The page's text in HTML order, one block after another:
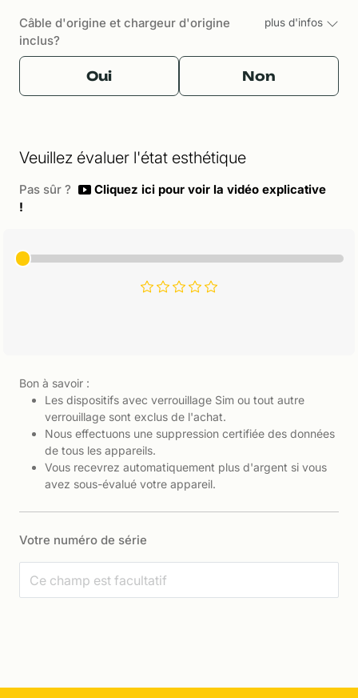
Câble d'origine et chargeur d'origine
inclus?
plus d'infos
Oui Non
Veuillez évaluer l'état esthétique
Pas sûr ?
Cliquez ici pour voir la vidéo explicative
!
Bon à savoir :
Les dispositifs avec verrouillage Sim ou tout autre
verrouillage sont exclus de l'achat.
Nous effectuons une suppression certifiée des données
de tous les appareils.
Vous recevrez automatiquement plus d'argent si vous
avez sous-évalué votre appareil.
Votre numéro de série